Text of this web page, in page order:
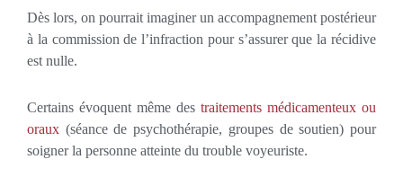
Dès lors, on pourrait imaginer un accompagnement postérieur
à la commission de l’infraction pour s’assurer que la récidive
est nulle.
Certains évoquent même des traitements médicamenteux ou
oraux (séance de psychothérapie, groupes de soutien) pour
soigner la personne atteinte du trouble voyeuriste.